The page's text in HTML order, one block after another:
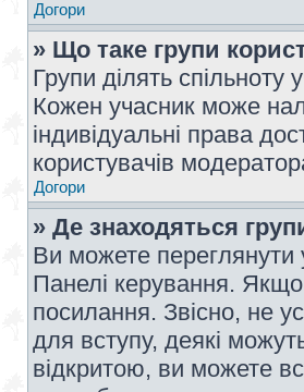
Догори
» Що таке групи
Групи ділять спільноту
Кожен учасник може
індивідуальні права
користувачів
Догори
» Де знаходяться
Ви можете переглянути
Панелі керування. Якщо
посилання. Звісно, не
для вступу, деякі
відкритою, ви можете